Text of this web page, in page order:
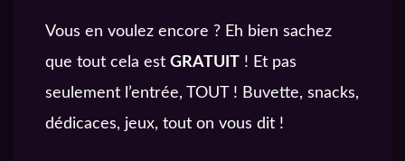
Vous en voulez encore ? Eh bien sachez
que tout cela est GRATUIT ! Et pas
seulement l’entrée, TOUT ! Buvette, snacks,
dédicaces, jeux, tout on vous dit !